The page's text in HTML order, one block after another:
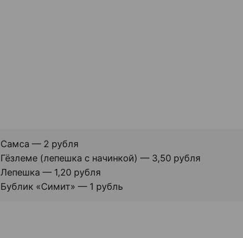
Самса — 2 рубля
Гёзлеме (лепешка с начинкой) — 3,50 рубля
Лепешка — 1,20 рубля
Бублик «Симит» — 1 рубль